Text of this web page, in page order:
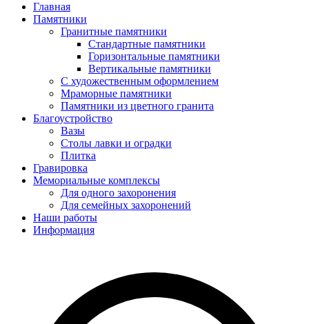
Главная
Памятники
Гранитные памятники
Стандартные памятники
Горизонтальные памятники
Вертикальные памятники
С художественным оформлением
Мраморные памятники
Памятники из цветного гранита
Благоустройство
Вазы
Столы лавки и оградки
Плитка
Гравировка
Мемориальные комплексы
Для одного захоронения
Для семейных захоронений
Наши работы
Информация